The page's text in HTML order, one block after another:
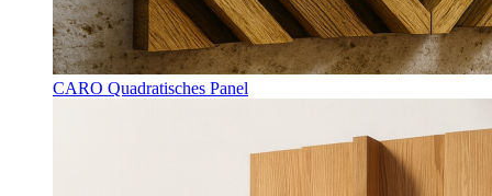
CARO Quadratisches Panel